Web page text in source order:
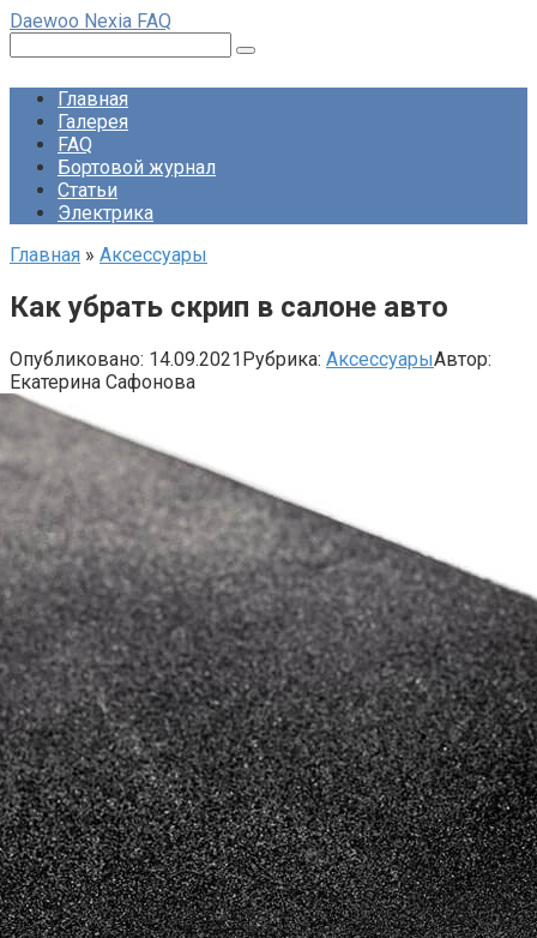
Перейти
контенту
Daewoo Nexia FAQ
Главная
Галерея
FAQ
Бортовой журнал
Статьи
Электрика
Главная » Аксессуары
Как убрать скрип в салоне авто
Опубликовано: 14.09.2021Рубрика: АксессуарыАвтор:
Екатерина Сафонова